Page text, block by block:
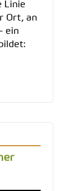
Linie
Ort, an
ein